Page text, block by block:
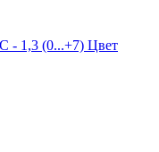
- 1,3 (0...+7) Цвет